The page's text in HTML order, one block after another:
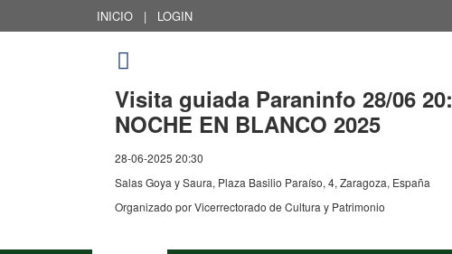
INICIO | LOGIN
Visita guiada Paraninfo 28/06
NOCHE EN BLANCO 2025
28-06-2025 20:30
Salas Goya y Saura, Plaza Basilio Paraíso, 4, Zaragoza, España
Organizado porVicerrectorado de Cultura y Patrimonio